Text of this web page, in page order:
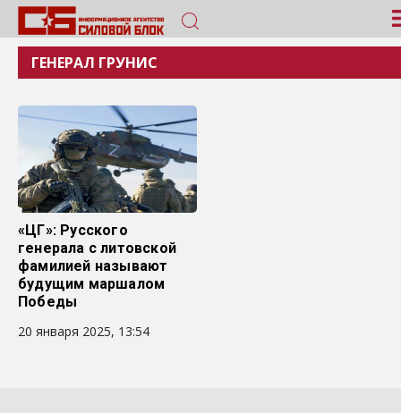
ГЕНЕРАЛ ГРУНИС
«ЦГ»: Русского
генерала с литовской
фамилией называют
будущим маршалом
Победы
20 января 2025, 13:54